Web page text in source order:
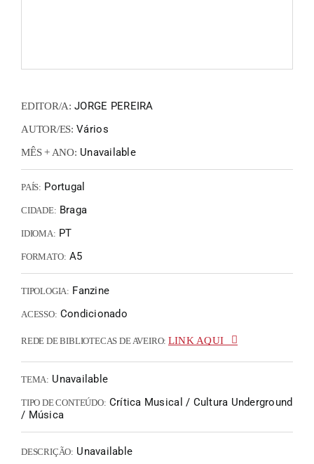
EDITOR/A: JORGE PEREIRA
AUTOR/ES: Vários
MÊS + ANO: Unavailable
PAÍS: Portugal
CIDADE: Braga
IDIOMA: PT
FORMATO: A5
TIPOLOGIA: Fanzine
ACESSO: Condicionado
REDE DE BIBLIOTECAS DE AVEIRO: LINK AQUI
TEMA: Unavailable
TIPO DE CONTEÚDO: Crítica Musical / Cultura Underground
/ Música
DESCRIÇÃO: Unavailable